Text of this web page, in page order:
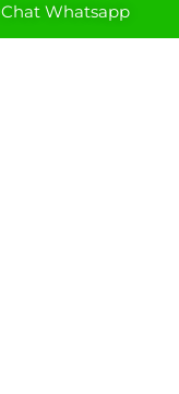
Chat Whatsapp